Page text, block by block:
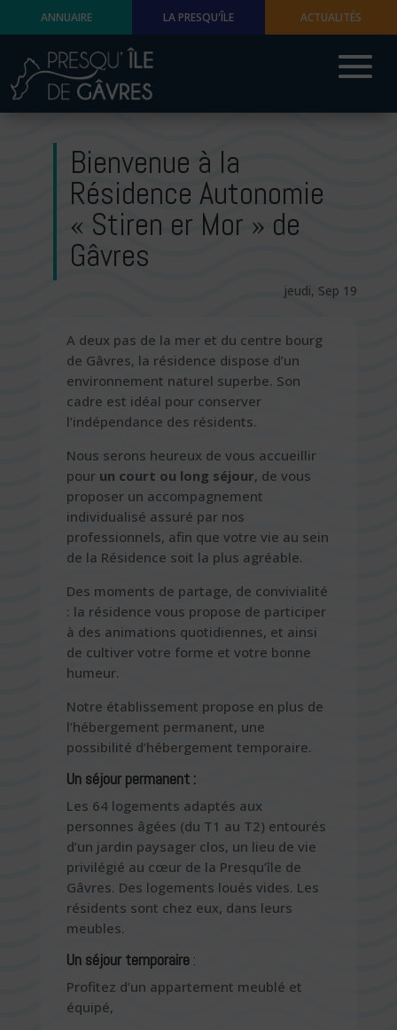
ANNUAIRE LA PRESQU'ÎLE ACTUALITÉS
Bienvenue à la
Résidence Autonomie
« Stiren er Mor » de
Gâvres
jeudi, Sep 19
A deux pas de la mer et du centre bourg
de Gâvres, la résidence dispose d’un
environnement naturel superbe. Son
cadre est idéal pour conserver
l’indépendance des résidents.
Nous serons heureux de vous accueillir
pour un court ou long séjour, de vous
proposer un accompagnement
individualisé assuré par nos
professionnels, afin que votre vie au sein
de la Résidence soit la plus agréable.
Des moments de partage, de convivialité
: la résidence vous propose de participer
à des animations quotidiennes, et ainsi
de cultiver votre forme et votre bonne
humeur.
Notre établissement propose en plus de
l’hébergement permanent, une
possibilité d’hébergement temporaire.
Un séjour permanent :
Les 64 logements adaptés aux
personnes âgées (du T1 au T2) entourés
d’un jardin paysager clos, un lieu de vie
privilégié au cœur de la Presqu’île de
Gâvres. Des logements loués vides. Les
résidents sont chez eux, dans leurs
meubles.
Un séjour temporaire:
Profitez d’un appartement meublé et
équipé,